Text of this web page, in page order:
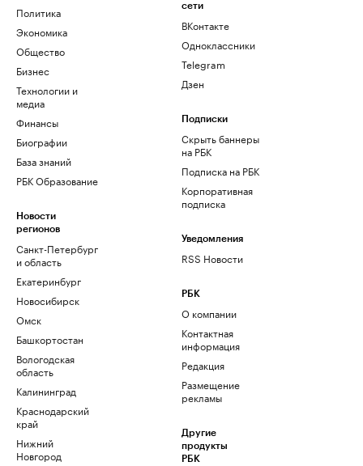
Политика
Экономика
Общество
Бизнес
Технологии и
медиа
Финансы
Биографии
База знаний
РБК Образование
Новости
регионов
Санкт-Петербург
и область
Екатеринбург
Новосибирск
Омск
Башкортостан
Вологодская
область
Калининград
Краснодарский
край
Нижний
Новгород
сети
ВКонтакте
Одноклассники
Telegram
Дзен
Подписки
Скрыть баннеры
на РБК
Подписка на РБК
Корпоративная
подписка
Уведомления
RSS Новости
РБК
О компании
Контактная
информация
Редакция
Размещение
рекламы
Другие
продукты
РБК